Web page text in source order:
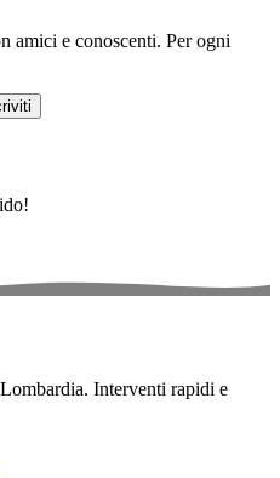
amici e conoscenti. Per ogni
Lombardia. Interventi rapidi e